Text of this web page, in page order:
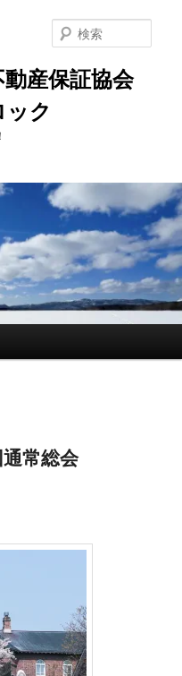
産保証協会
ク
索
常総会